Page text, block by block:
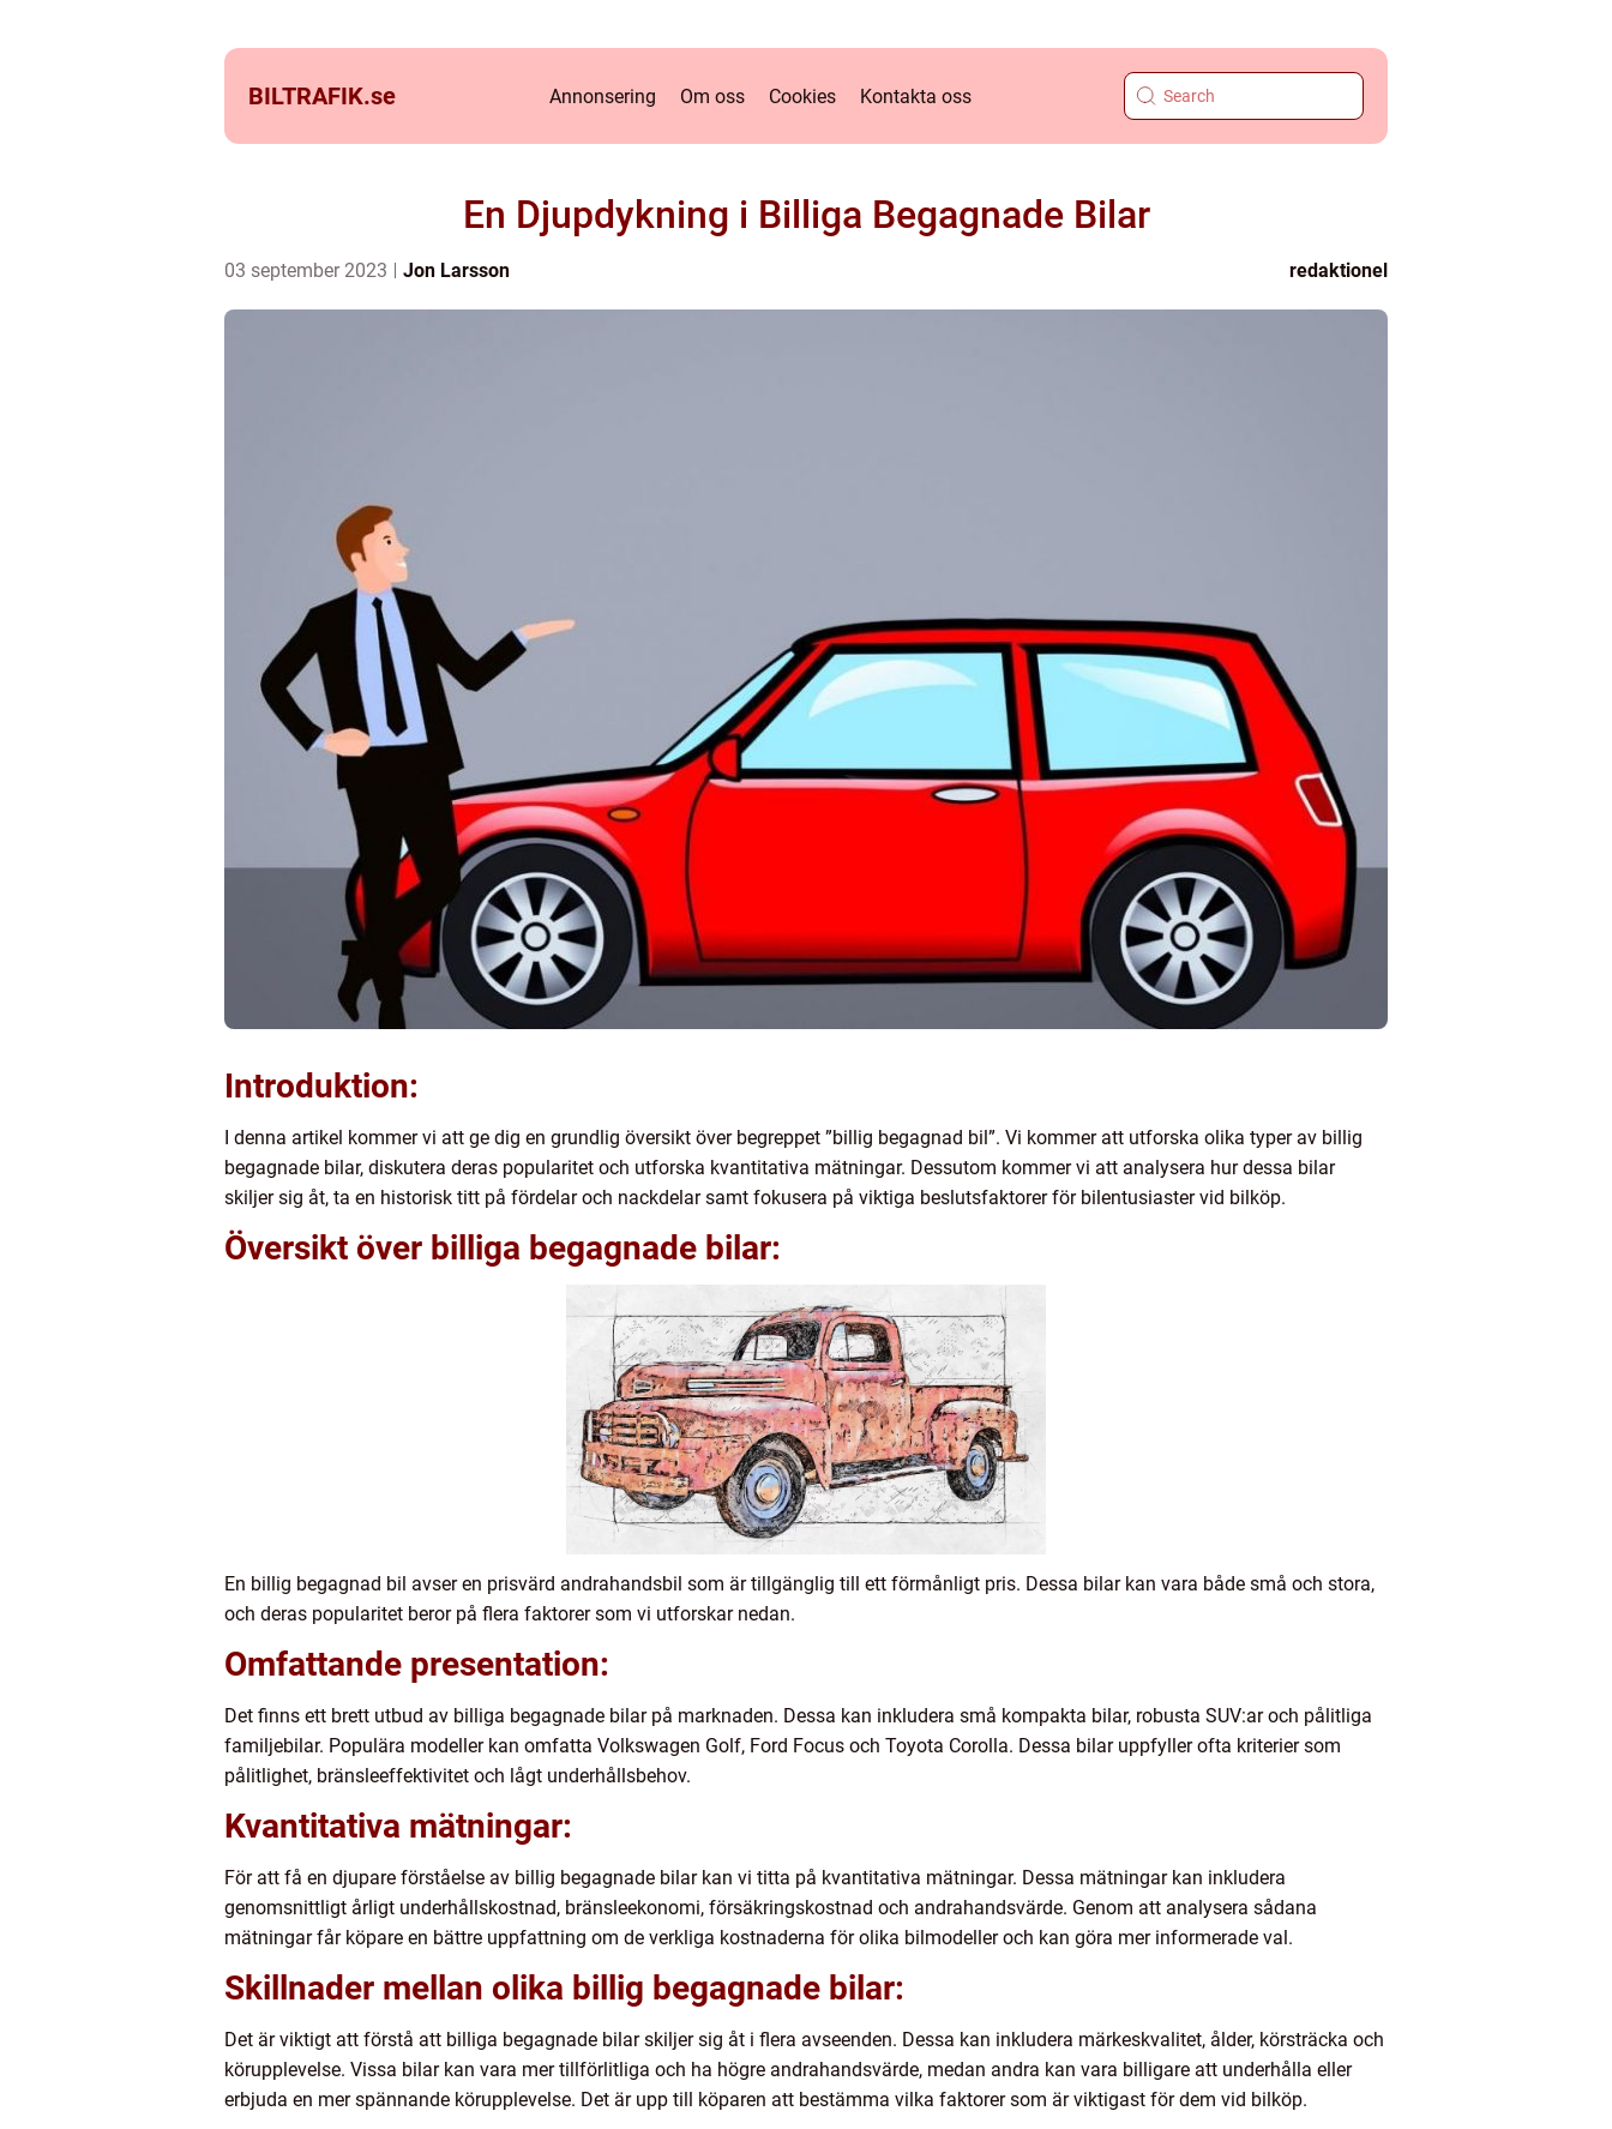
BILTRAFIK.se Annonsering Om oss Cookies Kontakta oss
En Djupdykning i Billiga Begagnade Bilar
03 september 2023 Jon Larsson redaktionel
Introduktion:
I denna artikel kommer vi att ge dig en grundlig översikt över begreppet ”billig begagnad bil”. Vi kommer att utforska olika typer av billig
begagnade bilar, diskutera deras popularitet och utforska kvantitativa mätningar. Dessutom kommer vi att analysera hur dessa bilar
skiljer sig åt, ta en historisk titt på fördelar och nackdelar samt fokusera på viktiga beslutsfaktorer för bilentusiaster vid bilköp.
Översikt över billiga begagnade bilar:
En billig begagnad bil avser en prisvärd andrahandsbil som är tillgänglig till ett förmånligt pris. Dessa bilar kan vara både små och stora,
och deras popularitet beror på flera faktorer som vi utforskar nedan.
Omfattande presentation:
Det finns ett brett utbud av billiga begagnade bilar på marknaden. Dessa kan inkludera små kompakta bilar, robusta SUV:ar och pålitliga
familjebilar. Populära modeller kan omfatta Volkswagen Golf, Ford Focus och Toyota Corolla. Dessa bilar uppfyller ofta kriterier som
pålitlighet, bränsleeffektivitet och lågt underhållsbehov.
Kvantitativa mätningar:
För att få en djupare förståelse av billig begagnade bilar kan vi titta på kvantitativa mätningar. Dessa mätningar kan inkludera
genomsnittligt årligt underhållskostnad, bränsleekonomi, försäkringskostnad och andrahandsvärde. Genom att analysera sådana
mätningar får köpare en bättre uppfattning om de verkliga kostnaderna för olika bilmodeller och kan göra mer informerade val.
Skillnader mellan olika billig begagnade bilar:
Det är viktigt att förstå att billiga begagnade bilar skiljer sig åt i flera avseenden. Dessa kan inkludera märkeskvalitet, ålder, körsträcka och
körupplevelse. Vissa bilar kan vara mer tillförlitliga och ha högre andrahandsvärde, medan andra kan vara billigare att underhålla eller
erbjuda en mer spännande körupplevelse. Det är upp till köparen att bestämma vilka faktorer som är viktigast för dem vid bilköp.